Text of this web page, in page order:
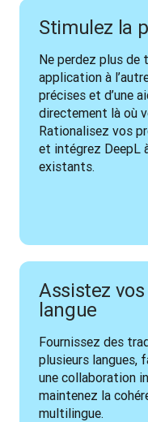
Stimulez la
Ne perdez plus de
application à
précises et d’une
directement là où
Rationalisez vos
et intégrez DeepL
existants.
Assistez
langue
Fournissez des
plusieurs langues,
une collaboration
maintenez la
multilingue.